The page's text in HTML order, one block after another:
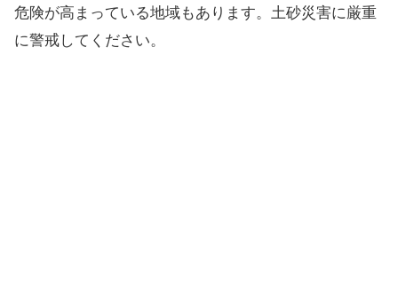
危険が高まっている地域もあります。土砂災害に厳重
に警戒してください。